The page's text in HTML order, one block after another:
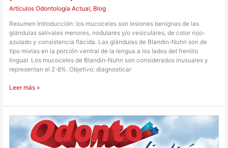
Artículos Odontología Actual, Blog
Resumen Introducción: los mucoceles son lesiones benignas de las
glándulas salivales menores, nodulares y/o vesiculares, de color rojo-
azulado y consistencia flácida. Las glándulas de Blandin-Nuhn son de
tipo mixtas en la porción ventral de la lengua a los lados del frenillo
lingual. Los mucoceles de Blandin-Nuhn son considerados inusuales y
representan el 2-8%. Objetivo: diagnosticar
en
pediátrico
Leer más »
Hematoma
de
erupción